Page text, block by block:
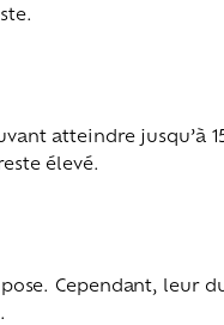
atteindre jusqu’à
élevé.
Cependant, leur